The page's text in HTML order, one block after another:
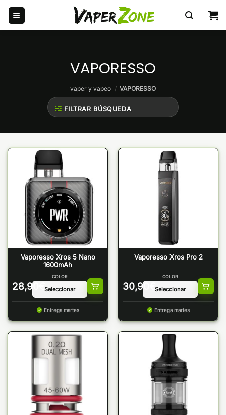
Saltar
contenido
VAPORESSO
vaper y vapeo / VAPORESSO
FILTRAR BÚSQUEDA
Vaporesso Xros 5 Nano
1600mAh
28,90 €
COLOR
Entrega martes
Vaporesso Xros Pro 2
30,90 €
COLOR
Entrega martes